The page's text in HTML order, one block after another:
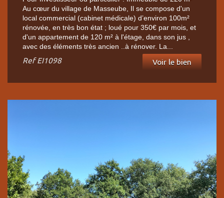
Au cœur du village de Masseube, Il se compose d'un
local commercial (cabinet médicale) d’environ 100m²
rénovée, en très bon état ; loué pour 350€ par mois, et
d'un appartement de 120 m² à l'étage, dans son jus ,
avec des éléments très ancien ..à rénover. La...
RefEI1098 Voir le bien